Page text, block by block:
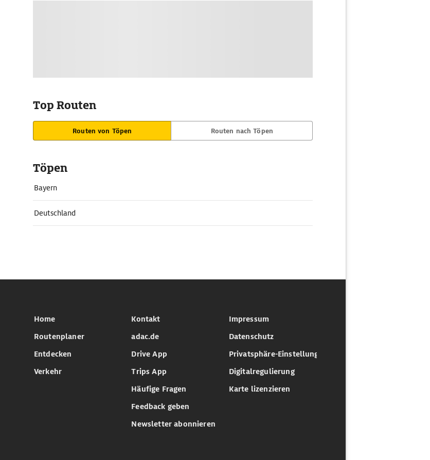
Top Routen
Routen von Töpen Routen nach Töpen
Töpen
Bayern
Deutschland
Home
Routenplaner
Entdecken
Verkehr
Kontakt
adac.de
Drive App
Trips App
Häufige Fragen
Feedback geben
Newsletter abonnieren
Impressum
Datenschutz
Privatsphäre-Einstellungen
Digitalregulierung
Karte lizenzieren